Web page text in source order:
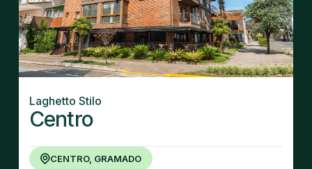
Laghetto Stilo
Centro
CENTRO, GRAMADO